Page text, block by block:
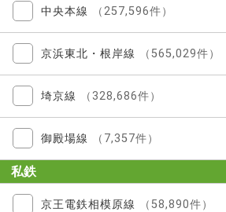
中央本線 （257,596件）
京浜東北・根岸線 （565,029件）
埼京線 （328,686件）
御殿場線 （7,357件）
私鉄
京王電鉄相模原線 （58,890件）